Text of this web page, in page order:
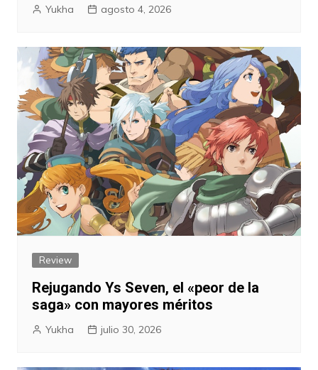
Yukha agosto 4, 2026
Review
Rejugando Ys Seven, el «peor de la
saga» con mayores méritos
Yukha julio 30, 2026